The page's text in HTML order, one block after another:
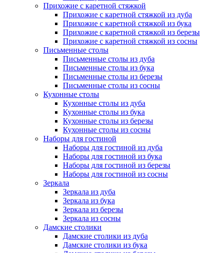
Прихожие с каретной стяжкой
Прихожие с каретной стяжкой из дуба
Прихожие с каретной стяжкой из бука
Прихожие с каретной стяжкой из березы
Прихожие с каретной стяжкой из сосны
Письменные столы
Письменные столы из дуба
Письменные столы из бука
Письменные столы из березы
Письменные столы из сосны
Кухонные столы
Кухонные столы из дуба
Кухонные столы из бука
Кухонные столы из березы
Кухонные столы из сосны
Наборы для гостиной
Наборы для гостиной из дуба
Наборы для гостиной из бука
Наборы для гостиной из березы
Наборы для гостиной из сосны
Зеркала
Зеркала из дуба
Зеркала из бука
Зеркала из березы
Зеркала из сосны
Дамские столики
Дамские столики из дуба
Дамские столики из бука